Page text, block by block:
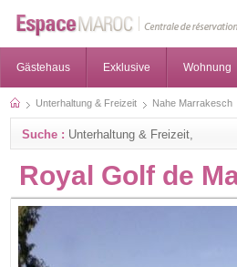
Gästehaus Exklusive Wohnung
Unterhaltung & Freizeit Nahe Marrakesch
Suche : Unterhaltung & Freizeit,
Royal Golf de